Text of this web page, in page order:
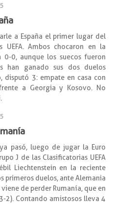
a España el primer lugar del
UEFA. Ambos chocaron en la
0-0, aunque los suecos fueron
han ganado sus dos duelos
disputó 3: empate en casa con
a Georgia y Kosovo. No
pasó, luego de jugar la Euro
J de las Clasificatorias UEFA
Liechtenstein en la reciente
primeros duelos, ante Alemania
de perder Rumanía, que en
2). Contando amistosos lleva 4